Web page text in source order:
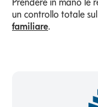
Prendere in mano le
un controllo totale
familiare.